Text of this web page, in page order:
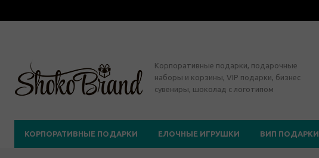
Корпоративные подарки, подарочные
наборы и корзины, VIP подарки, бизнес
сувениры, шоколад с логотипом
КОРПОРАТИВНЫЕ ПОДАРКИ ЕЛОЧНЫЕ ИГРУШКИ ВИП ПОДАРКИ